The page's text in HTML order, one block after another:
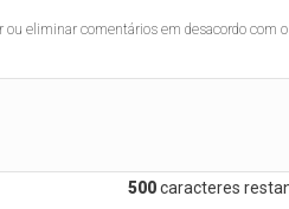
ou eliminar comentários em desacordo com o
500caracteres